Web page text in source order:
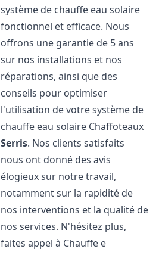
système de chauffe eau solaire
fonctionnel et efficace. Nous
offrons une garantie de 5 ans
sur nos installations et nos
réparations, ainsi que des
conseils pour optimiser
l'utilisation de votre système de
chauffe eau solaire Chaffoteaux
Serris. Nos clients satisfaits
nous ont donné des avis
élogieux sur notre travail,
notamment sur la rapidité de
nos interventions et la qualité de
nos services. N'hésitez plus,
faites appel à Chauffe e